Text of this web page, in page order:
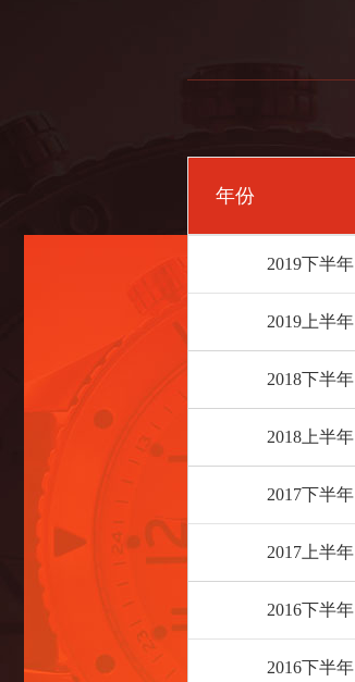
年份
2019下半年
2019上半年
2018下半年
2018上半年
2017下半年
2017上半年
2016下半年
2016下半年